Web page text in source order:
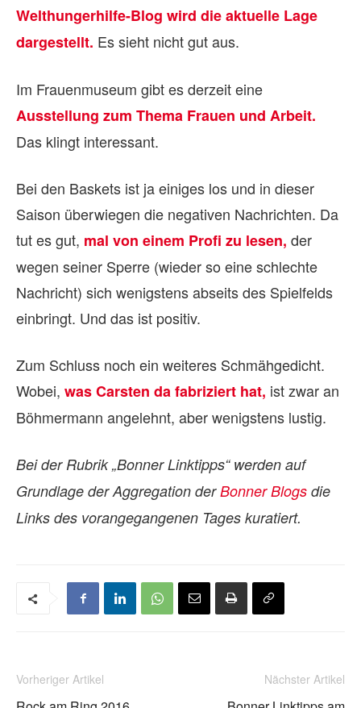
Welthungerhilfe-Blog wird die aktuelle Lage
dargestellt. Es sieht nicht gut aus.
Im Frauenmuseum gibt es derzeit eine
Ausstellung zum Thema Frauen und Arbeit.
Das klingt interessant.
Bei den Baskets ist ja einiges los und in dieser
Saison überwiegen die negativen Nachrichten. Da
tut es gut, mal von einem Profi zu lesen, der
wegen seiner Sperre (wieder so eine schlechte
Nachricht) sich wenigstens abseits des Spielfelds
einbringt. Und das ist positiv.
Zum Schluss noch ein weiteres Schmähgedicht.
Wobei, was Carsten da fabriziert hat, ist zwar an
Böhmermann angelehnt, aber wenigstens lustig.
Bei der Rubrik „Bonner Linktipps“ werden auf
Grundlage der Aggregation derBonner Blogs die
Links des vorangegangenen Tages kuratiert.
Vorheriger Artikel Nächster Artikel